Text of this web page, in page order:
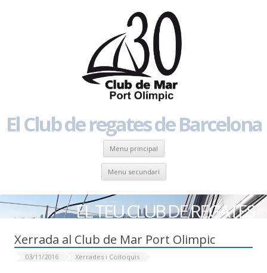
El Club de regates de Barcelona
Menu principal Skip to content
Menu secundari Skip to content
EL TEU CLUB DE REGATES
Xerrada al Club de Mar Port Olimpic
03/11/2016 Xerrades i Col·loquis